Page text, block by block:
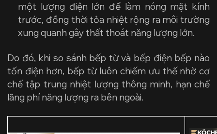
một lượng điện lớn để làm nóng mặt kính
trước, đồng thời tỏa nhiệt rộng ra môi trường
xung quanh gây thất thoát năng lượng lớn.
Do đó, khi so sánh bếp từ và bếp điện bếp nào
tốn điện hơn, bếp từ luôn chiếm ưu thế nhờ cơ
chế tập trung nhiệt lượng thông minh, hạn chế
lãng phí năng lượng ra bên ngoài.